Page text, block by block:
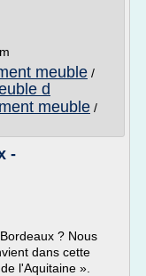
meuble /
d
meuble /
-
? Nous
dans cette
l'Aquitaine ».